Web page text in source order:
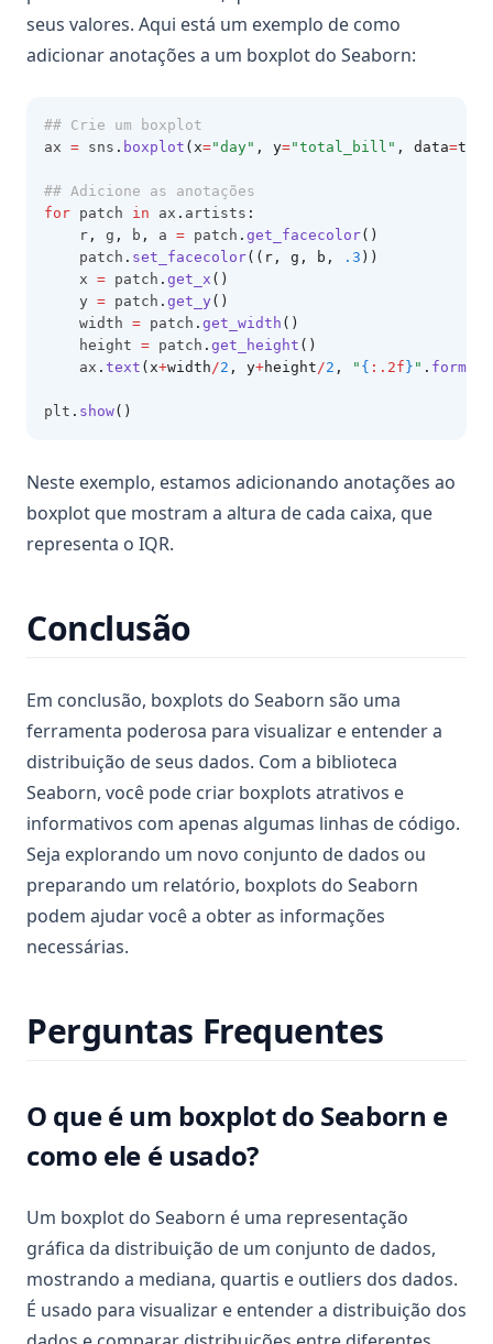
seus valores. Aqui está um exemplo de como
adicionar anotações a um boxplot do Seaborn:
## Crie um boxplot
ax = sns . boxplot (x="day" , y="total_bill" , data=
## Adicione as anotações
for patch in ax . artists :
    r
, g , b , a = patch . get_facecolor()
    patch
. set_facecolor((r, g, b, .3 ))
    x
= patch . get_x ()
    y
= patch . get_y ()
    width
= patch . get_width ()
    height
= patch . get_height ()
    ax
. text (x+width/2 , y+height/2 , " { :.2f } " . format
plt . show()
Neste exemplo, estamos adicionando anotações ao
boxplot que mostram a altura de cada caixa, que
representa o IQR.
Conclusão
Em conclusão, boxplots do Seaborn são uma
ferramenta poderosa para visualizar e entender a
distribuição de seus dados. Com a biblioteca
Seaborn, você pode criar boxplots atrativos e
informativos com apenas algumas linhas de código.
Seja explorando um novo conjunto de dados ou
preparando um relatório, boxplots do Seaborn
podem ajudar você a obter as informações
necessárias.
Perguntas Frequentes
O que é um boxplot do Seaborn e
como ele é usado?
Um boxplot do Seaborn é uma representação
gráfica da distribuição de um conjunto de dados,
mostrando a mediana, quartis e outliers dos dados.
É usado para visualizar e entender a distribuição dos